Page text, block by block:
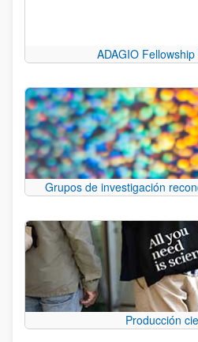
ADAGIO
Grupos de investigación
Producción